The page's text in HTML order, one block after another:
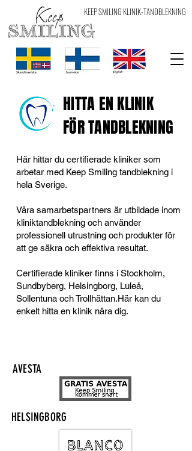
KEEP SMILING KLINIK-TANDBLEKNING
HITTA EN KLINIK
FÖR TANDBLEKNING
Här hittar du certifierade kliniker som
arbetar med Keep Smiling tandblekning i
hela Sverige.
Våra samarbetspartners är utbildade inom
kliniktandblekning och använder
professionell utrustning och produkter för
att ge säkra och effektiva resultat.
Certifierade kliniker finns i Stockholm,
Sundbyberg, Helsingborg, Luleå,
Sollentuna och Trollhättan.Här kan du
enkelt hitta en klinik nära dig.
AVESTA
HELSINGBORG